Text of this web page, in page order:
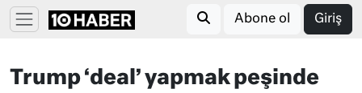
Abone ol Giriş
Trump ‘deal’ yapmak peşinde